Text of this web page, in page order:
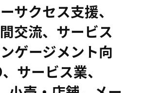
サクセス支援、
交流、サービス
ゲージメント向
サービス業、